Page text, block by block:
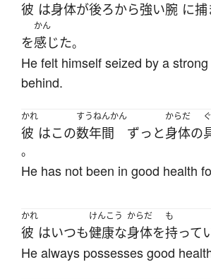
彼 は身体が後ろから強い腕 に捕
を
かん
感じた。
He felt himself seized by a
behind.
かれ
彼 はこの
すうねんかん
数年間 ずっと
からだ
身体の
。
He has not been in good health
かれ
彼 はいつも
けんこう
健康な
からだ
身体を
も
持って
He always possesses good